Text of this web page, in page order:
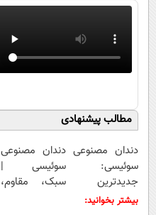
مطالب پیشنهادی
دندان مصنوعی
سوئیسی:
جدیدترین
فناوری اروپا،
دندان مصنوعی
سوئیسی |
سبک، مقاوم،
بیشتر بخوانید: